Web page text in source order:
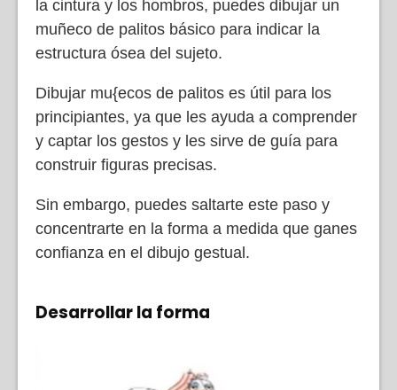
la cintura y los hombros, puedes dibujar un
muñeco de palitos básico para indicar la
estructura ósea del sujeto.
Dibujar mu{ecos de palitos es útil para los
principiantes, ya que les ayuda a comprender
y captar los gestos y les sirve de guía para
construir figuras precisas.
Sin embargo, puedes saltarte este paso y
concentrarte en la forma a medida que ganes
confianza en el dibujo gestual.
Desarrollar la forma